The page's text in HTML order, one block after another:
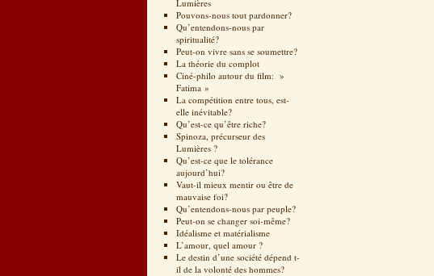
Lumières
Pouvons-nous tout pardonner?
Qu’entendons-nous par
spiritualité?
Peut-on vivre sans se soumettre?
La théorie du complot
Ciné-philo autour du film: »
Fatima »
La compétition entre tous, est-
elle inévitable?
Qu’est-ce qu’être riche?
Spinoza, précurseur des
Lumières ?
Qu’est-ce que le tolérance
aujourd’hui?
Vaut-il mieux mentir ou être de
mauvaise foi?
Qu’entendons-nous par peuple?
Peut-on se changer soi-même?
Idéalisme et matérialisme
L’amour, quel amour ?
Le destin d’une société dépend t-
il de la volonté des hommes?